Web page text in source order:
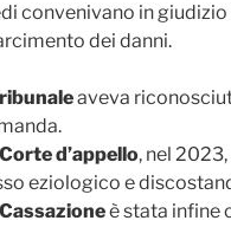
convenivano in giudizio
dei danni.
aveva
d’appello, nel
eziologico e
è stata infine